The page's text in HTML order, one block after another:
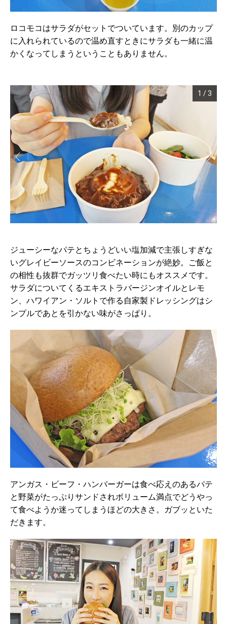
ロコモコはサラダがセットでついています。別のカップ
に入れられているので温め直すときにサラダも一緒に温
かくなってしまうということもありません。
1 /3
ジューシーなパテとちょうどいい塩加減で主張しすぎな
いグレイビーソースのコンビネーションが絶妙。ご飯と
の相性も抜群でガッツリ食べたい時にもオススメです。
サラダについてくるエキストラバージンオイルとレモ
ン、ハワイアン・ソルトで作る自家製ドレッシングはシ
ンプルであとを引かない味がさっぱり。
アンガス・ビーフ・ハンバーガーは食べ応えのあるパテ
と野菜がたっぷりサンドされボリューム満点でどうやっ
て食べようか迷ってしまうほどの大きさ。ガブッといた
だきます。